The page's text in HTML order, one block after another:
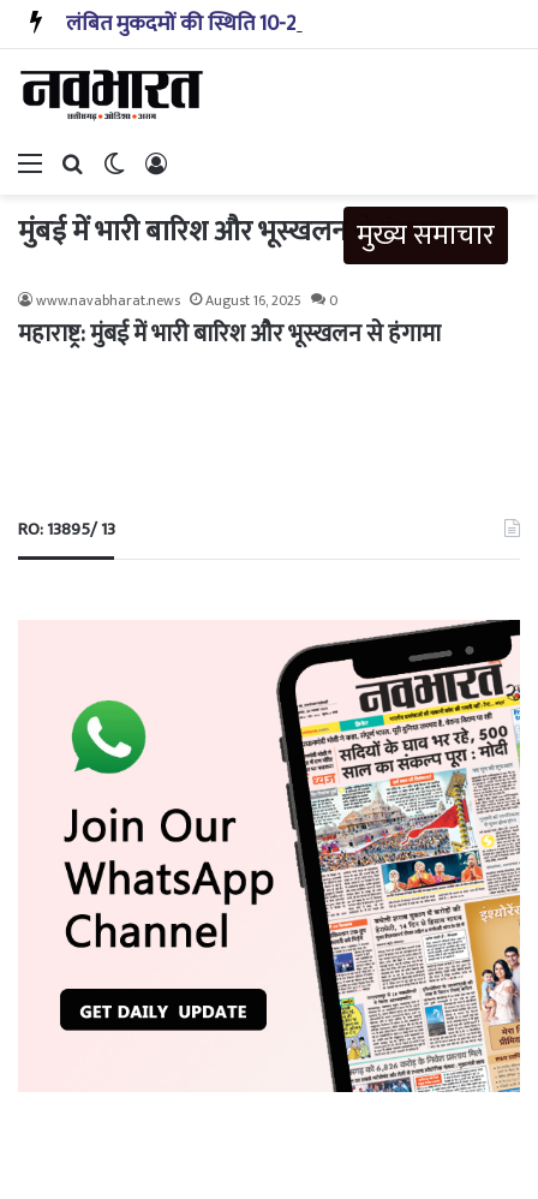
Menu Search forSwitch skin
मुंबई में भारी बारिश और भूस्खलन से हंगामा
मुख्य समाचार
www.navabharat.news August 16, 2025 0
महाराष्ट्र: मुंबई में भारी बारिश और भूस्खलन से हंगामा
RO: 13895/ 13